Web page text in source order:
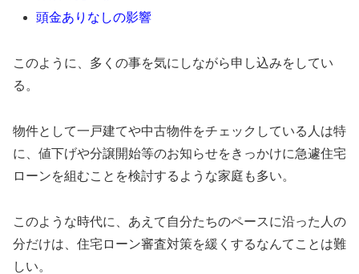
頭金ありなしの影響
このように、多くの事を気にしながら申し込みをしてい
る。
物件として一戸建てや中古物件をチェックしている人は特
に、値下げや分譲開始等のお知らせをきっかけに急遽住宅
ローンを組むことを検討するような家庭も多い。
このような時代に、あえて自分たちのペースに沿った人の
分だけは、住宅ローン審査対策を緩くするなんてことは難
しい。